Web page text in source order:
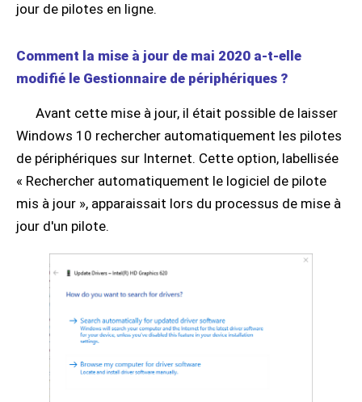
jour de pilotes en ligne.
Comment la mise à jour de mai 2020 a-t-elle
modifié le Gestionnaire de périphériques ?
Avant cette mise à jour, il était possible de laisser
Windows 10 rechercher automatiquement les pilotes
de périphériques sur Internet. Cette option, labellisée
« Rechercher automatiquement le logiciel de pilote
mis à jour », apparaissait lors du processus de mise à
jour d'un pilote.